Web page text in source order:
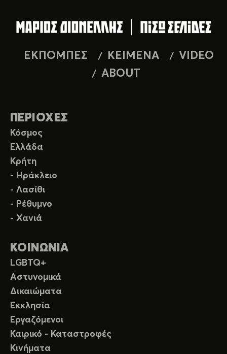
ΕΚΠΟΜΠΕΣ ΚΕΙΜΕΝΑ
VIDEO
ABOUT
ΠΕΡΙΟΧΕΣ
Κόσμος
Ελλάδα
Κρήτη
- Ηράκλειο
- Λασίθι
- Ρέθυμνο
- Χανιά
ΚΟΙΝΩΝΙΑ
LGBTQ+
Αστυνομικά
Δικαιώματα
Εκκλησία
Εργαζόμενοι
Καιρικό - Καταστροφές
Κινήματα